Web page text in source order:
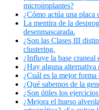
microimplantes?
¿Cómo actúa una placa
La mentira de la
desenmascarada.
¿Son las Clases III
clustering.
¿Influye la base
¿Hay alguna alternativa
¿Cuál es la mejor
¿Qué sabemos de la
¿Son útiles los
¿Mejora el hueso